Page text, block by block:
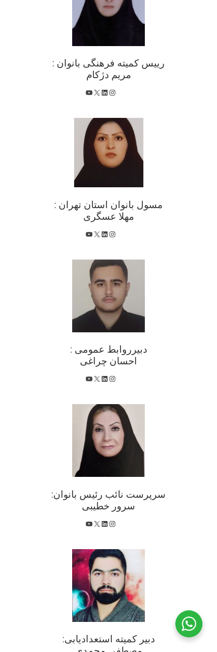
رییس کمیته فرهنگی بانوان :
مریم دژکام
اینستاگرم
لینکداین
X یوتیوب
مسول بانوان استان تهران :
مهلا عسگری
اینستاگرم
لینکداین
X یوتیوب
دبیرروابط عمومی :
احسان چراغی
اینستاگرم
لینکداین
X یوتیوب
سرپرست نائب رئیس بانوان:
سرور خطیبی
اینستاگرم
لینکداین
X یوتیوب
دبیر کمیته استعدادیابی: